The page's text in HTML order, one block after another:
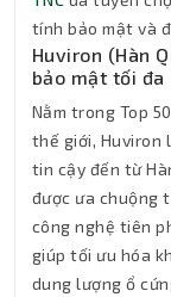
tính bảo mật và
Huviron (Hàn
bảo mật tối đa
Nằm trong Top
thế giới, Huviron
tin cậy đến từ
được ưa chuộng
công nghệ tiên
giúp tối ưu hóa
dung lượng ổ